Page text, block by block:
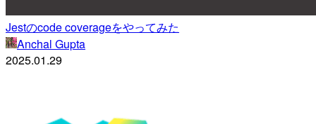
Jestのcode coverageをやってみた
Anchal Gupta
2025.01.29